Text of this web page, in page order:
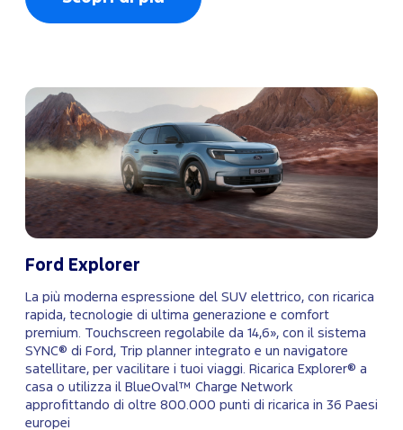
Ford Explorer
La più moderna espressione del SUV elettrico, con ricarica
rapida, tecnologie di ultima generazione e comfort
premium. Touchscreen regolabile da 14,6», con il sistema
SYNC® di Ford, Trip planner integrato e un navigatore
satellitare, per vacilitare i tuoi viaggi. Ricarica Explorer® a
casa o utilizza il BlueOval™ Charge Network
approfittando di oltre 800.000 punti di ricarica in 36 Paesi
europei